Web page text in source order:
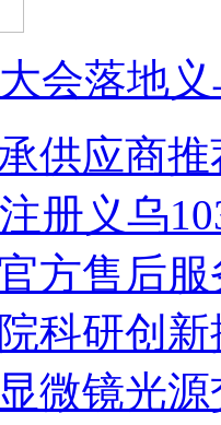
会落地
供应商
册义乌
方售后
科研创
微镜光